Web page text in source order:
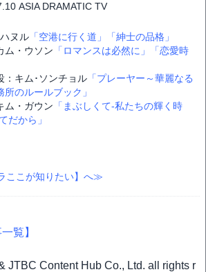
ASIA DRAMATIC TV
ヌル 「空港に行く道」
「紳士の品格」
ム・ウソン 「ロマンスは必然に」
「恋愛時
：キム･ソンチョル 「プレーヤー～華麗なる
所のルールブック」
ム・ガウン 「まぶしくて-私たちの輝く時
だから」
ここが知りたい】へ≫
覧】
JTBC Content Hub Co., Ltd. all rights r